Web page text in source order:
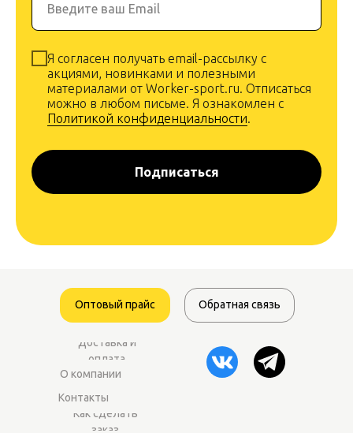
Введите ваш Email
Я согласен получать email-рассылку с
акциями, новинками и полезными
материалами от Worker-sport.ru. Отписаться
можно в любом письме. Я ознакомлен с
Политикой конфиденциальности.
Подписаться
Контакты
О компании
Доставка и
оплата
Оптовый прайс Обратная связь
Как сделать
заказ